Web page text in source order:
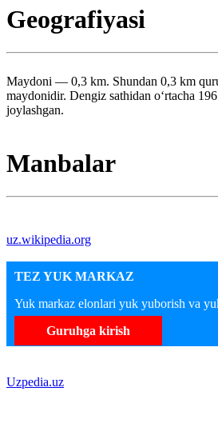
Geografiyasi
Maydoni — 0,3 km. Shundan 0,3 km
maydonidir. Dengiz sathidan oʻrtacha
joylashgan.
Manbalar
uz.wikipedia.org
TEZ YUK MARKAZ
Yuk markaz elonlari yuk yuborish va
Guruhga kirish
Uzpedia.uz